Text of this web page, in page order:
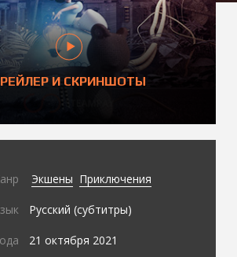
И СКРИНШОТЫ
Экшены Приключения
Русский (субтитры)
21 октября 2021